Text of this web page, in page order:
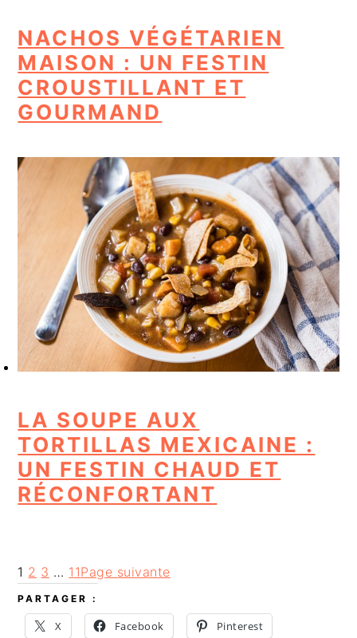
NACHOS VÉGÉTARIEN
MAISON : UN FESTIN
CROUSTILLANT ET
GOURMAND
LA SOUPE AUX
TORTILLAS MEXICAINE :
UN FESTIN CHAUD ET
RÉCONFORTANT
1 2 3 … 11Page suivante
PARTAGER :
X Facebook Pinterest